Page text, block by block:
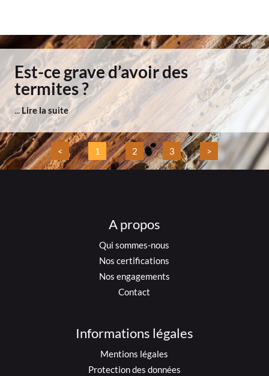
Est-ce grave d’avoir des
termites ?
...Lire la suite
< 1 2 3 >
A propos
Qui sommes-nous
Nos certifications
Nos engagements
Contact
Informations légales
Mentions légales
Protection des données